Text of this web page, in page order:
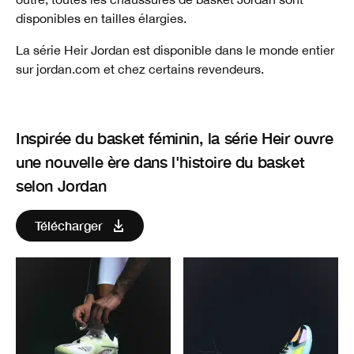
disponibles en tailles élargies.
La série Heir Jordan est disponible dans le monde entier
sur jordan.com et chez certains revendeurs.
Inspirée du basket féminin, la série Heir ouvre
une nouvelle ère dans l'histoire du basket
selon Jordan
Télécharger